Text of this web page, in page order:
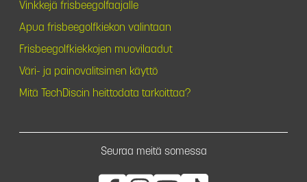
Vinkkejä frisbeegolfaajalle
Apua frisbeegolfkiekon valintaan
Frisbeegolfkiekkojen muovilaadut
Väri- ja painovalitsimen käyttö
Mitä TechDiscin heittodata tarkoittaa?
Seuraa meitä somessa